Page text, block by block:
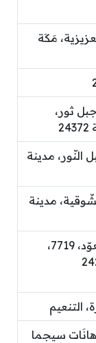
مَكَة
ثور،
النّور، مدينة
مدينة
شَارع الأمير ناصِر بن مسعوّد، 7719،
التنعيم
سيجما